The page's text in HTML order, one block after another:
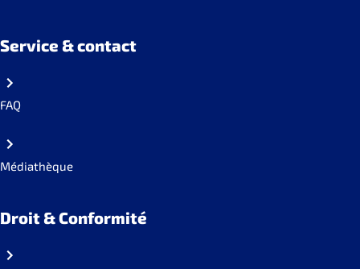
Service & contact
FAQ
Médiathèque
Droit & Conformité